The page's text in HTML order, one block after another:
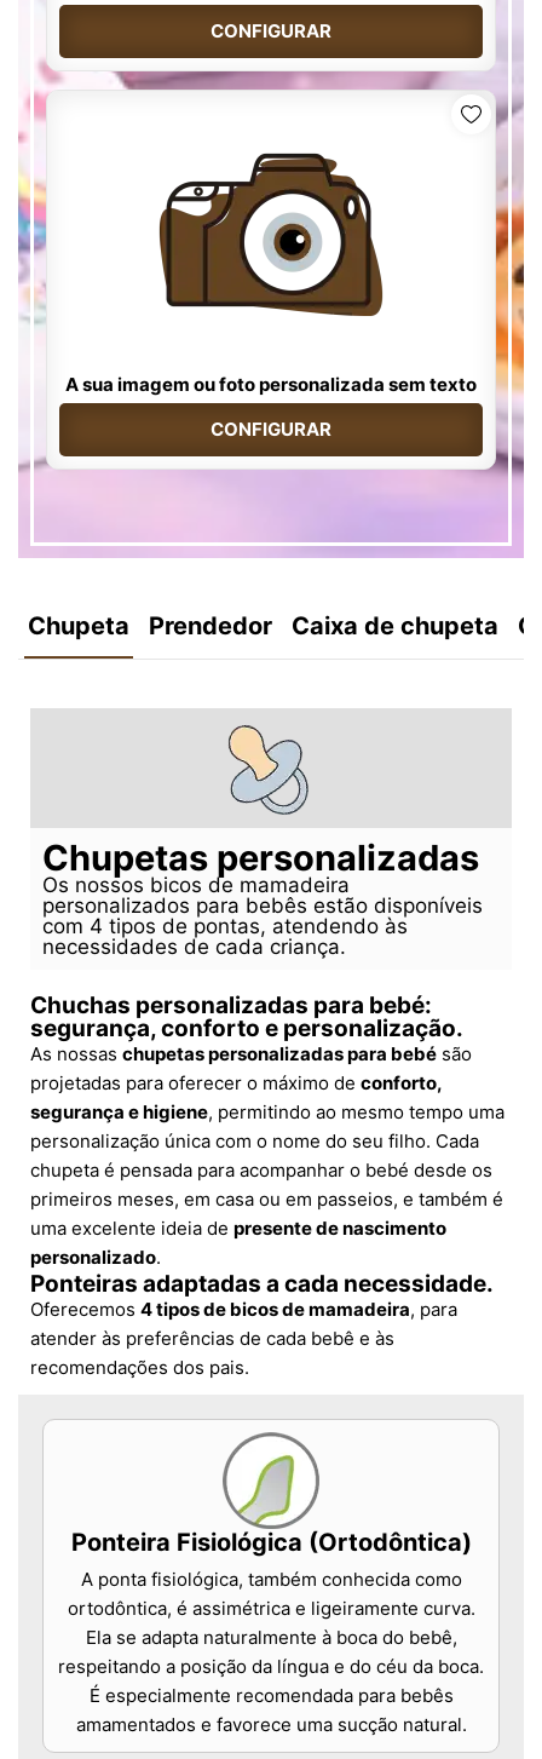
CONFIGURAR
A sua imagem ou foto personalizada sem texto
CONFIGURAR
Chupeta Prendedor Caixa de chupeta
Chupetas personalizadas
Os nossos bicos de mamadeira
personalizados para bebês estão disponíveis
com 4 tipos de pontas, atendendo às
necessidades de cada criança.
Chuchas personalizadas para bebé:
segurança, conforto e personalização.
As nossas chupetas personalizadas para bebé são
projetadas para oferecer o máximo de conforto,
segurança e higiene, permitindo ao mesmo tempo uma
personalização única com o nome do seu filho. Cada
chupeta é pensada para acompanhar o bebé desde os
primeiros meses, em casa ou em passeios, e também é
uma excelente ideia de presente de nascimento
personalizado.
Ponteiras adaptadas a cada necessidade.
Oferecemos 4 tipos de bicos de mamadeira, para
atender às preferências de cada bebê e às
recomendações dos pais.
Ponteira Fisiológica (Ortodôntica)
A ponta fisiológica, também conhecida como
ortodôntica, é assimétrica e ligeiramente curva.
Ela se adapta naturalmente à boca do bebê,
respeitando a posição da língua e do céu da boca.
É especialmente recomendada para bebês
amamentados e favorece uma sucção natural.